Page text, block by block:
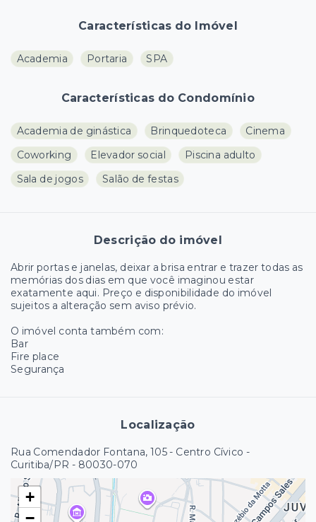
Características do Imóvel
Academia Portaria SPA
Características do Condomínio
Academia de ginástica Brinquedoteca
Cinema
Coworking
Elevador social
Piscina adulto
Sala de jogos
Salão de festas
Descrição do imóvel
Abrir portas e janelas, deixar a brisa entrar e trazer todas as
memórias dos dias em que você imaginou estar
exatamente aqui. Preço e disponibilidade do imóvel
sujeitos a alteração sem aviso prévio.
O imóvel conta também com:
Bar
Fire place
Segurança
Localização
Rua Comendador Fontana, 105 - Centro Cívico -
Curitiba/PR - 80030-070
+
−